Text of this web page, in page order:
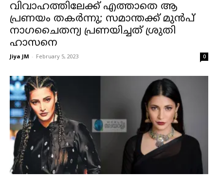
വിവാഹത്തിലേക്ക് എത്താതെ ആ
പ്രണയം തകർന്നു; സമാന്തക്ക് മുൻപ്
നാഗചൈതന്യ പ്രണയിച്ചത് ശ്രുതി
ഹാസനെ
Jiya JM - February 5, 2023 0